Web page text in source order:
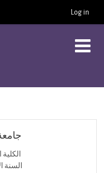
Log in
الكلية
السنة